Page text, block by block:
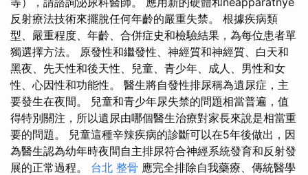
反射療法技術來擺脫任何年齡的嚴重失禁。 根據疾病類
型、嚴重程度、年齡、合併症史和檢驗結果，為每位患者單
獨選擇方法。 原發性和繼發性、神經質和神經質、白天和
黑夜、先天性和後天性、兒童、青少年、成人、男性和女
性、心因性和功能性。 醫生將自發性排尿稱為遺尿症，主
要發生在夜間。 兒童和青少年尿失禁的問題相當普遍，值
得特別關注，所以遺尿由哪個醫生治療對家長來說是相當重
要的問題。 兒童這種辛辣疾病的診斷可以在5年後做出，因
為醫生認為幼年時夜間自主排尿符合神經系統發育和反射發
展的正常過程。 台北 整骨 應完全排除自我藥療、傳統醫學